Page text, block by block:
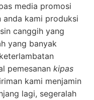
media promosi
anda kami produksi
canggih yang
yang banyak
pemesanan kipas
kami menjamin
lagi, segeralah